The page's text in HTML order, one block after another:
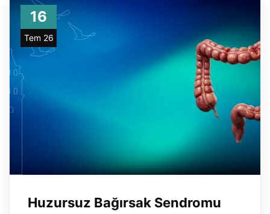
16
Tem 26
Huzursuz Bağırsak Sendromu